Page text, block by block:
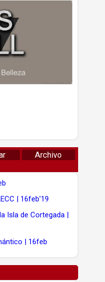
Archivo
| 16feb'19
Isla de Cortegada |
| 16feb